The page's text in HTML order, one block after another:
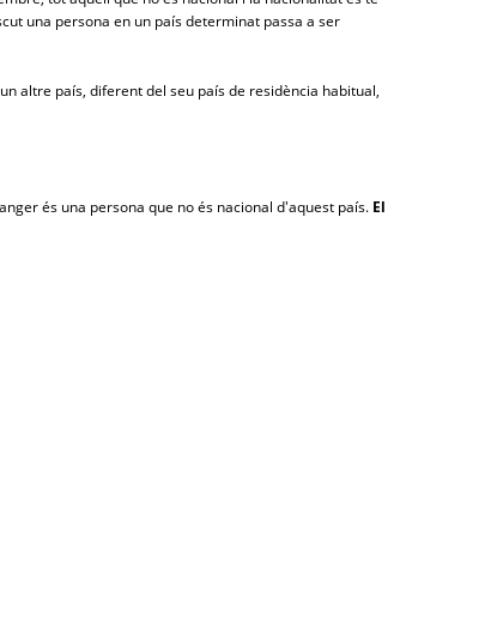
una persona en un país determinat passa a ser
altre país, diferent del seu país de residència habitual,
és una persona que no és nacional d'aquest país. El